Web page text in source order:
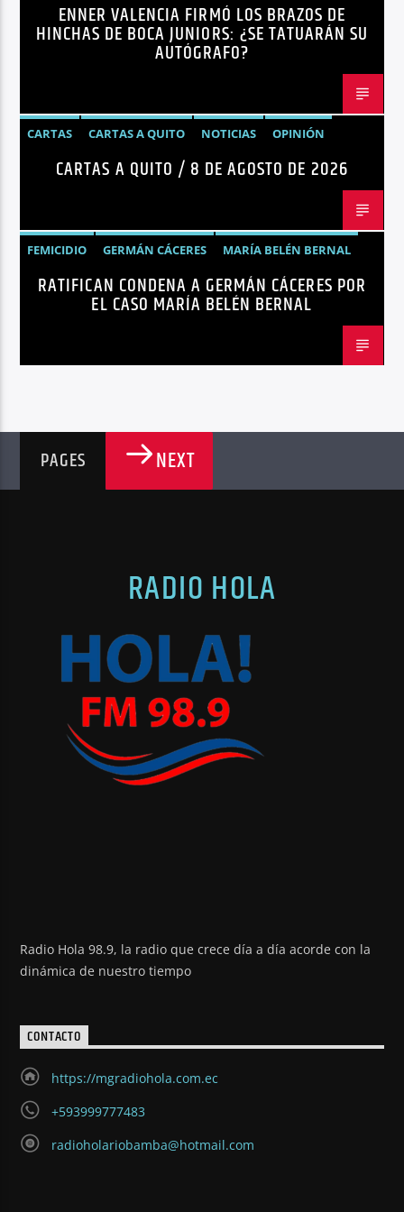
NOTICIASENNER VALENCIA FIRMÓ LOS BRAZOS DE
HINCHAS DE BOCA JUNIORS: ¿SE TATUARÁN SU
AUTÓGRAFO?
CARTAS CARTAS A QUITO NOTICIAS OPINIÓN
CARTAS A QUITO / 8 DE AGOSTO DE 2026
FEMICIDIO GERMÁN CÁCERES
MARÍA BELÉN BERNAL
NOTICIAS
SEGURIDAD
RATIFICAN CONDENA A GERMÁN CÁCERES POR
EL CASO MARÍA BELÉN BERNAL
PAGES NEXT
RADIO HOLA
Radio Hola 98.9, la radio que crece día a día acorde con la
dinámica de nuestro tiempo
CONTACTO
https://mgradiohola.com.ec
+593999777483
radioholariobamba@hotmail.com